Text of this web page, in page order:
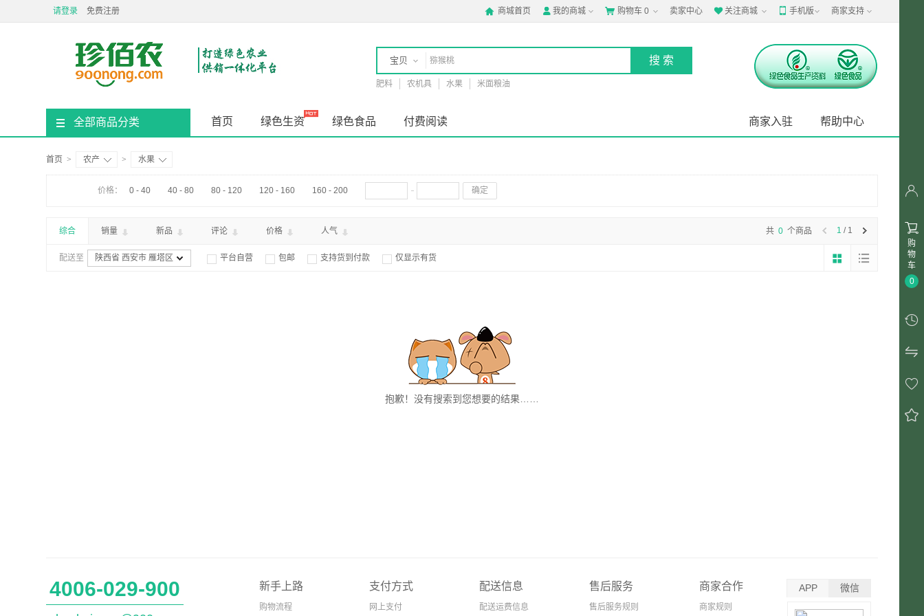
请登录 免费注册  商城首页  我的商城  购物车 0 卖家中心 关注商城 手机版 商家支持
宝贝
店铺
肥料 农机具 水果 米面粮油
全部商品分类 首页 绿色生资 绿色食品 帮助中心
商家入驻
付费阅读
首页 > 农产 > 水果
价格： 0 - 40 40 - 80 80 - 120 120 - 160 160 - 200 确定
综合 销量 新品 评论 价格 人气 1 / 1
共 0 个商品
配送至 陕西省 西安市 雁塔区 平台自营 包邮 支持货到付款 仅显示有货
抱歉！没有搜索到您想要的结果……


购
物
车
0




4006-029-900 新手上路
购物流程
支付方式
网上支付
配送信息
配送运费信息
售后服务
售后服务规则
商家合作
商家规则
APP 微信